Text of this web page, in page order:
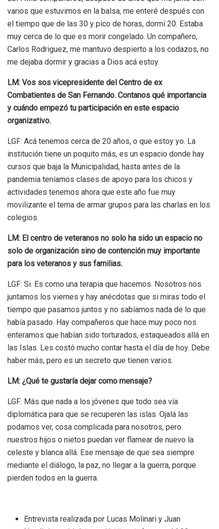
varios que estuvimos en la balsa, me enteré después con
el tiempo que de las 30 y pico de horas, dormí 20. Estaba
muy cerca de lo que es morir congelado. Un compañero,
Carlos Rodriguez, me mantuvo despierto a los codazos, no
me dejaba dormir y gracias a Dios acá estoy.
LM: Vos sos vicepresidente del Centro de ex
Combatientes de San Fernando. Contanos qué importancia
y cuándo empezó tu participación en este espacio
organizativo.
LGF: Acá tenemos cerca de 20 años, o que estoy yo. La
institución tiene un poquito más, es un espacio donde hay
cursos que baja la Municipalidad, hasta antes de la
pandemia teníamos clases de apoyo para los chicos y
actividades tenemos ahora que este año fue muy
movilizante el tema de armar grupos para las charlas en los
colegios.
LM: El centro de veteranos no solo ha sido un espacio no
solo de organización sino de contención muy importante
para los veteranos y sus familias.
LGF: Si. Es como una terapia que hacemos. Nosotros nos
juntamos los viernes y hay anécdotas que si miras todo el
tiempo que pasamos juntos y no sabíamos nada de lo que
había pasado. Hay compañeros que hace muy poco nos
enteramos que habían sido torturados, estaqueados allá en
las Islas. Les costó mucho contar hasta el día de hoy. Debe
haber más, pero es un secreto que tienen varios.
LM: ¿Qué te gustaría dejar como mensaje?
LGF: Más que nada a los jóvenes que todo sea vía
diplomática para que se recuperen las islas. Ojalá las
podamos ver, cosa complicada para nosotros, pero
nuestros hijos o nietos puedan ver flamear de nuevo la
celeste y blanca allá. Ese mensaje de que sea siempre
mediante el diálogo, la paz, no llegar a la guerra, porque
pierden todos en la guerra.
Entrevista realizada por Lucas Molinari y Juan